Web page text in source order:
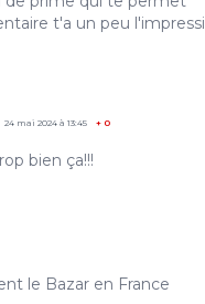
t'a un peu
24 mai 2024 à 13:45 + 0
bien ça!!!
le Bazar en France